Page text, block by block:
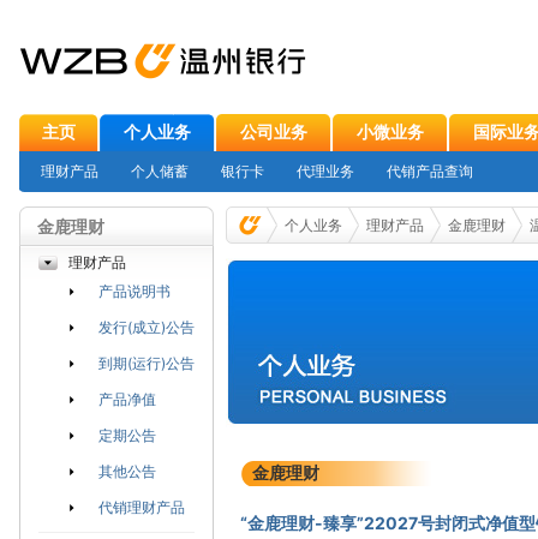
主页 个人业务 公司业务 小微业务 国际业
理财产品 个人储蓄 银行卡 代理业务 代销产品查询
金鹿理财
理财产品
产品说明书
发行(成立)公告
到期(运行)公告
产品净值
定期公告
其他公告
代销理财产品
个人业务 理财产品 金鹿理财
金鹿理财
“金鹿理财-臻享”22027号封闭式净值